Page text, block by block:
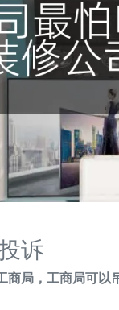
诉
局，工商局可以